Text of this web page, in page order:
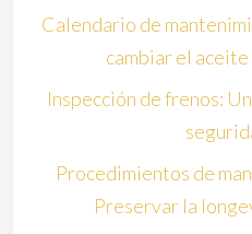
Calendario de
cambiar el
Inspección de frenos:
Procedimientos de
Preservar la